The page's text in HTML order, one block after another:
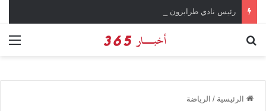
الرئيسية / الرياضة